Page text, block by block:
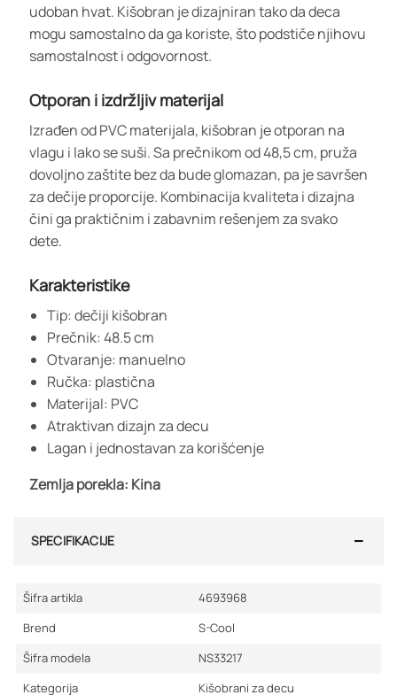
udoban hvat. Kišobran je dizajniran tako da deca
mogu samostalno da ga koriste, što podstiče njihovu
samostalnost i odgovornost.
Otporan i izdržljiv materijal
Izrađen od PVC materijala, kišobran je otporan na
vlagu i lako se suši. Sa prečnikom od 48,5 cm, pruža
dovoljno zaštite bez da bude glomazan, pa je savršen
za dečije proporcije. Kombinacija kvaliteta i dizajna
čini ga praktičnim i zabavnim rešenjem za svako
dete.
Karakteristike
Tip: dečiji kišobran
Prečnik: 48.5 cm
Otvaranje: manuelno
Ručka: plastična
Materijal: PVC
Atraktivan dizajn za decu
Lagan i jednostavan za korišćenje
Zemlja porekla: Kina
SPECIFIKACIJE
Šifra artikla
4693968
Brend
S-Cool
Šifra modela
NS33217
Kategorija
Kišobrani za decu